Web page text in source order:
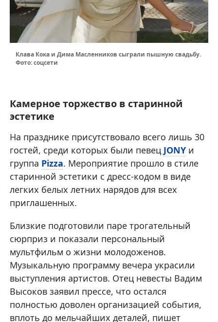
Клава Кока и Дима Масленников сыграли пышную свадьбу.
Фото: соцсети
Камерное торжество в старинной
эстетике
На празднике присутствовало всего лишь 30
гостей, среди которых были певец JONY и
группа Pizza. Мероприятие прошло в стиле
старинной эстетики с дресс-кодом в виде
легких белых летних нарядов для всех
приглашенных.
Близкие подготовили паре трогательный
сюрприз и показали персональный
мультфильм о жизни молодоженов.
Музыкальную программу вечера украсили
выступления артистов. Отец невесты Вадим
Высоков заявил прессе, что остался
полностью доволен организацией события,
вплоть до мельчайших деталей, пишет